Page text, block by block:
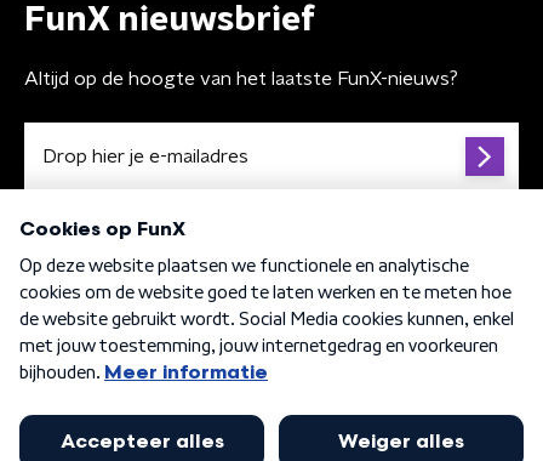
FunX nieuwsbrief
Altijd op de hoogte van het laatste FunX-nieuws?
Algemene voorwaarden Privacybeleid